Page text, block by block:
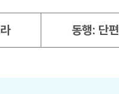
동행: 단편